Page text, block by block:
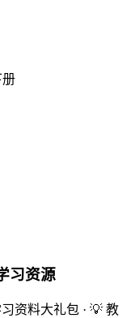
册
习资源
资料大礼包 · 💡 教